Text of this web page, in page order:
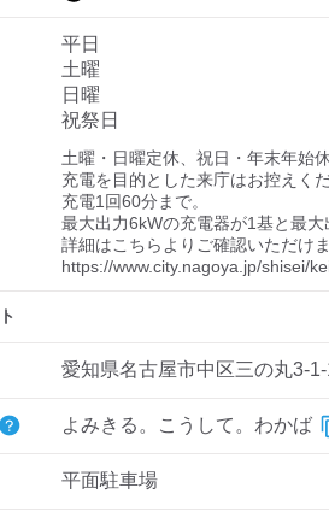
平日
土曜
日曜
祝祭日
土曜・日曜定休、祝日・年末年始
充電を目的とした来庁はお控えくだ
充電1回60分まで。
最大出力6kWの充電器が1基と最大
詳細はこちらよりご確認いただけま
https://www.city.nagoya.jp/shisei/
愛知県名古屋市中区三の丸3-1-
よみきる。こうして。わかば
平面駐車場